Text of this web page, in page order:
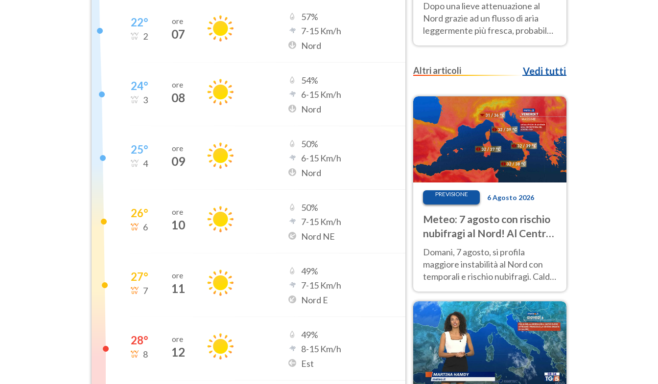
22°
2
ore
07
57%
7-15 Km/h
Nord
24°
3
ore
08
54%
6-15 Km/h
Nord
25°
4
ore
09
50%
6-15 Km/h
Nord
26°
6
ore
10
50%
7-15 Km/h
Nord NE
27°
7
ore
11
49%
7-15 Km/h
Nord E
28°
8
ore
12
49%
8-15 Km/h
Est
Dopo una lieve attenuazione al
Nord grazie ad un flusso di aria
leggermente più fresca, probabile
nuovo rinforzo dell’anticiclone
Altri articoli
Vedi tutti
PREVISIONE 6 Agosto 2026
Meteo: 7 agosto con rischio
nubifragi al Nord! Al Centro-
Sud caldo estremo
Domani, 7 agosto, si profila
maggiore instabilità al Nord con
temporali e rischio nubifragi. Caldo
previsioni.